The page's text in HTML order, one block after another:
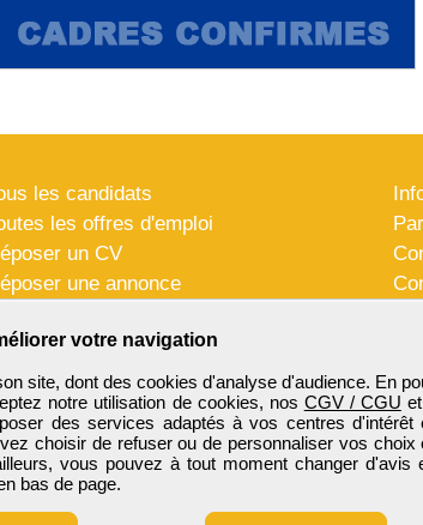
votre navigation
site, dont des cookies d'analyse d'audience. En
notre utilisation de cookies, nos CGV / CGU
des services adaptés à vos centres d'intérêt
choisir de refuser ou de personnaliser vos choix
vous pouvez à tout moment changer d'avis
bas de page.
les candidats
les offres d'emploi
un CV
une annonce